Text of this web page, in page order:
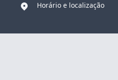
Horário e localização